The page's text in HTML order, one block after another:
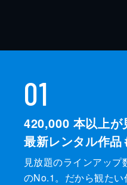
01
420,000 本以上が
最新レンタル作品
見放題のラインアップ
のNo.1。だから観たい